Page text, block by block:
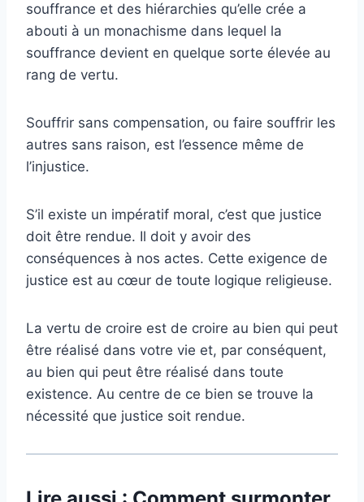
souffrance et des hiérarchies qu’elle crée a
abouti à un monachisme dans lequel la
souffrance devient en quelque sorte élevée au
rang de vertu.
Souffrir sans compensation, ou faire souffrir les
autres sans raison, est l’essence même de
l’injustice.
S’il existe un impératif moral, c’est que justice
doit être rendue. Il doit y avoir des
conséquences à nos actes. Cette exigence de
justice est au cœur de toute logique religieuse.
La vertu de croire est de croire au bien qui peut
être réalisé dans votre vie et, par conséquent,
au bien qui peut être réalisé dans toute
existence. Au centre de ce bien se trouve la
nécessité que justice soit rendue.